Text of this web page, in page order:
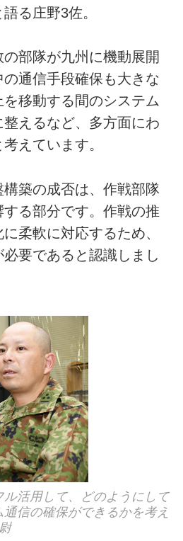
る庄野3佐。
の部隊が九州に機動展開
通信手段確保も大きな
移動する間のシステム
えるなど、多方面にわ
えています。
築の成否は、作戦部隊
る部分です。作戦の推
柔軟に対応するため、
要であると認識しまし
ル活用して、どのようにして
信の確保ができるかを考え